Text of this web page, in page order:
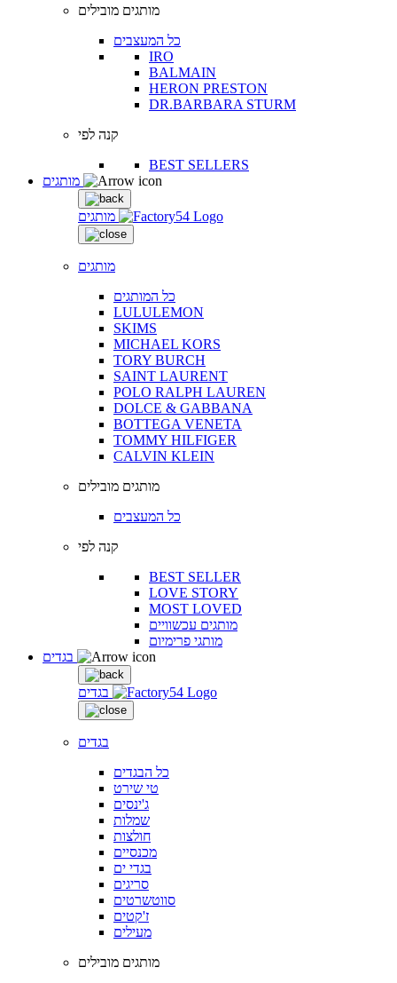
מותגים מובילים
כל המעצבים
IRO
BALMAIN
HERON PRESTON
DR.BARBARA STURM
קנה לפי
BEST SELLERS
מותגים
מותגים
כל המותגים
LULULEMON
SKIMS
MICHAEL KORS
TORY BURCH
SAINT LAURENT
POLO RALPH LAUREN
DOLCE & GABBANA
BOTTEGA VENETA
TOMMY HILFIGER
CALVIN KLEIN
מותגים מובילים
כל המעצבים
קנה לפי
BEST SELLER
LOVE STORY
MOST LOVED
מותגים עכשוויים
מותגי פרימיום
בגדים
בגדים
כל הבגדים
טי שירט
ג'ינסים
שמלות
חולצות
מכנסיים
בגדי ים
סריגים
סווטשרטים
ז'קטים
מעילים
מותגים מובילים